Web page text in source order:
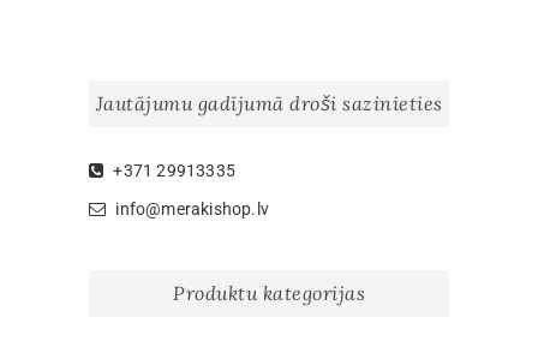
Jautājumu gadījumā droši sazinieties
+371 29913335
info@merakishop.lv
Produktu kategorijas